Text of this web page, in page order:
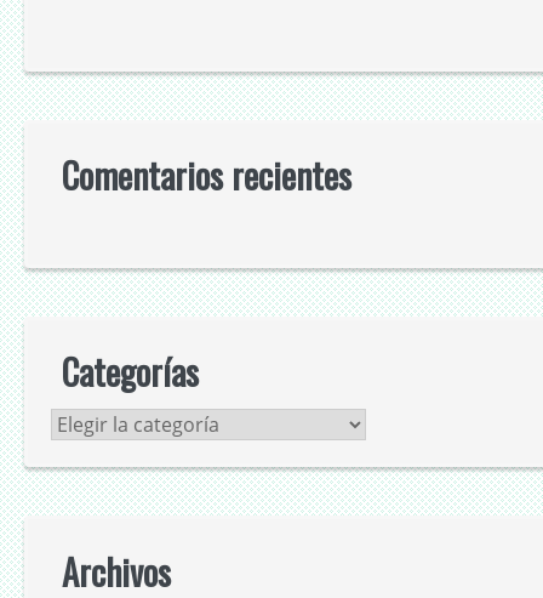
Comentarios recientes
Categorías
Categorías
Archivos